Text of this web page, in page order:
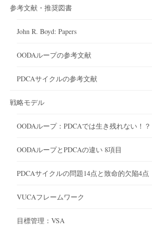
参考文献・推奨図書
John R. Boyd: Papers
OODAループの参考文献
PDCAサイクルの参考文献
戦略モデル
OODAループ：PDCAでは生き残れない！？
OODAループとPDCAの違い 8項目
PDCAサイクルの問題14点と致命的欠陥4点
VUCAフレームワーク
目標管理：VSA